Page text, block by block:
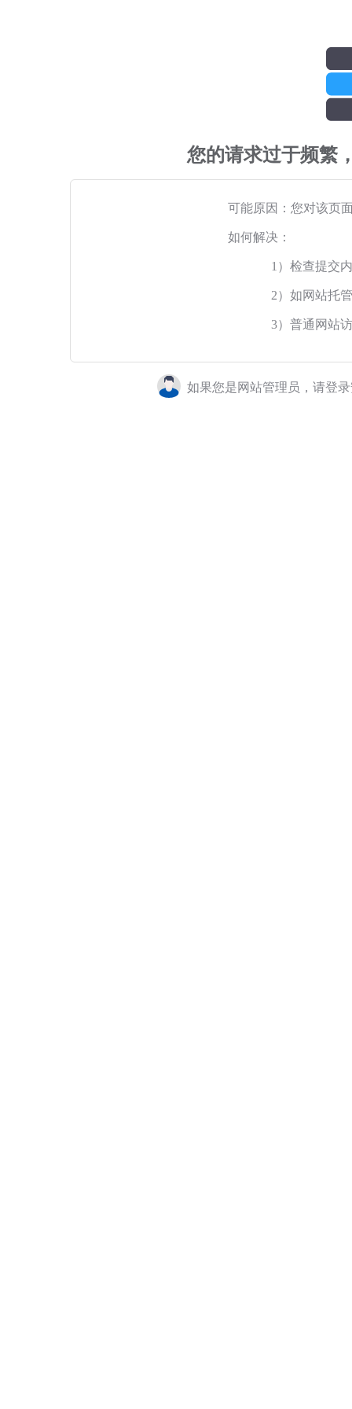
您的请求过于频繁
可能原因：您对该页
如何解决：
1）检查提交
2）如网站托
3）普通网站
如果您是网站管理员，请登